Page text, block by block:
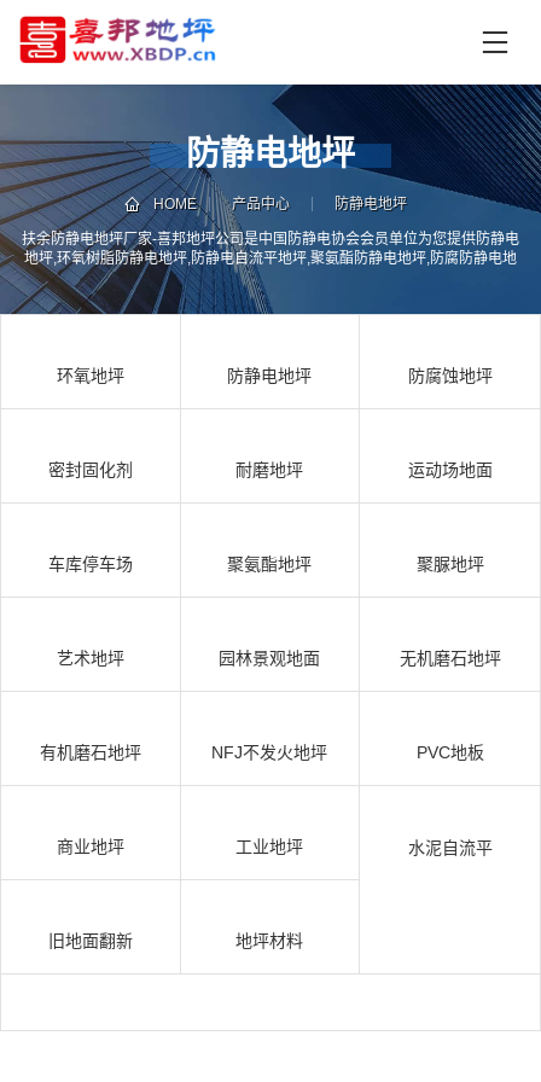
页
中
心
技
术
支
持
资
讯
中
例
咨
防静电地坪
HOME 产品中心 防静电地坪
扶余防静电地坪厂家-喜邦地坪公司是中国防静电协会会员单位为您提供防静电
地坪,环氧树脂防静电地坪,防静电自流平地坪,聚氨酯防静电地坪,防腐防静电地
坪,PVC防静电地板,导静电地坪,抗静电地坪,超耐磨防静电地坪,NFJ不发火防静
电地坪等防静电地坪材料及施工服务,为航天科技所施工的环氧树脂防静电自流
平地坪通过了《四川航天计量测试研究所》现场质检
环氧地坪 防静电地坪 防腐蚀地坪
密封固化剂 耐磨地坪 运动场地面
车库停车场 聚氨酯地坪 聚脲地坪
艺术地坪 园林景观地面 无机磨石地坪
有机磨石地坪 NFJ不发火地坪 PVC地板
商业地坪 工业地坪 水泥自流平
旧地面翻新 地坪材料